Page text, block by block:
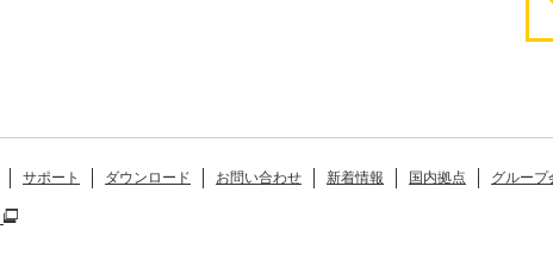
サポート ダウンロード お問い合わせ 新着情報 国内拠点 グループ